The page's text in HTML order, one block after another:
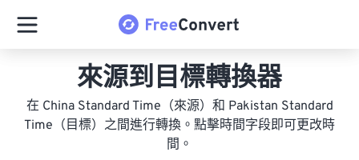
來源到目標轉換器
在 China Standard Time（來源）和 Pakistan Standard
Time（目標）之間進行轉換。點擊時間字段即可更改時
間。